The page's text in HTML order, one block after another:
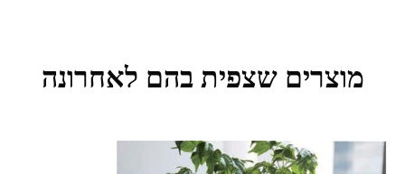
מוצרים שצפית בהם לאחרונה